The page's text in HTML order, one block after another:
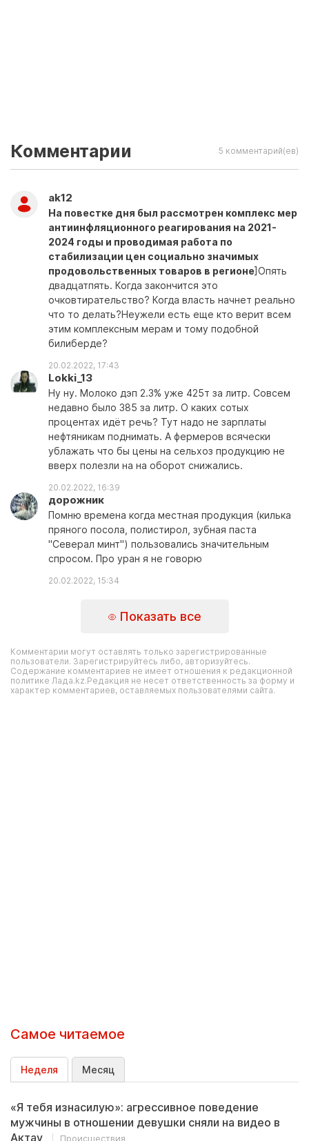
Комментарии 5 комментарий(ев)
ak12
На повестке дня был рассмотрен комплекс мер
антиинфляционного реагирования на 2021-
2024 годы и проводимая работа по
стабилизации цен социально значимых
продовольственных товаров в регионе]Опять
двадцатпять. Когда закончится это
очковтирательство? Когда власть начнет реально
что то делать?Неужели есть еще кто верит всем
этим комплексным мерам и тому подобной
билиберде?
20.02.2022, 17:43
Lokki_13
Ну ну. Молоко дэп 2.3% уже 425т за литр. Совсем
недавно было 385 за литр. О каких сотых
процентах идёт речь? Тут надо не зарплаты
нефтяникам поднимать. А фермеров всячески
ублажать что бы цены на сельхоз продукцию не
вверх полезли на на оборот снижались.
20.02.2022, 16:39
дорожник
Помню времена когда местная продукция (килька
пряного посола, полистирол, зубная паста
"Северал минт") пользовались значительным
спросом. Про уран я не говорю
20.02.2022, 15:34
Показать все
Комментарии могут оставлять только зарегистрированные
пользователи. Зарегистрируйтесь либо, авторизуйтесь.
Содержание комментариев не имеет отношения к редакционной
политике Лада.kz.Редакция не несет ответственность за форму и
характер комментариев, оставляемых пользователями сайта.
Самое читаемое
Неделя Месяц
«Я тебя изнасилую»: агрессивное поведение
мужчины в отношении девушки сняли на видео в
Актау
Происшествия